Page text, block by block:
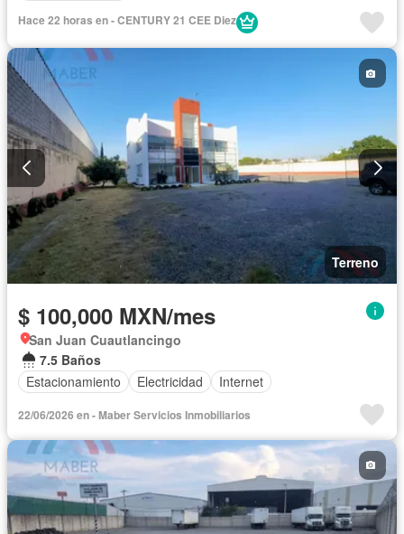
Hace 22 horas en - CENTURY 21 CEE Diez
Terreno
$ 100,000 MXN/mes
San Juan Cuautlancingo
7.5 Baños
Estacionamiento
Electricidad Internet
22/06/2026 en - Maber Servicios Inmobiliarios